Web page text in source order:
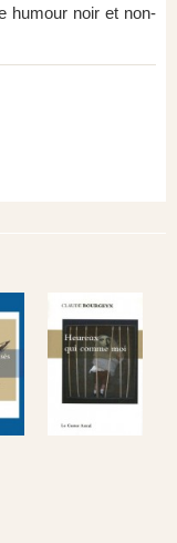
humour noir et non-